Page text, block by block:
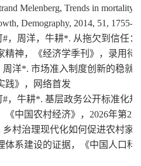
Melenberg, Trends in mortality
Demography, 2014, 51, 1755-
#，周洋，牛耕*. 从拖欠到信任：
精神，《经济学季刊》，录用待
周洋*. 市场准入制度创新的稳就
践》，网络首发
#，牛耕*. 基层政务公开标准化规
中国农村经济》，2026年第2期
乡村治理现代化如何促进农村家
系建设的证据，《中国人口科